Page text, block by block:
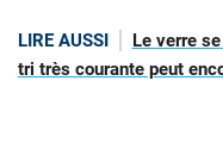
LIRE AUSSI
Le verre
tri très courante peut